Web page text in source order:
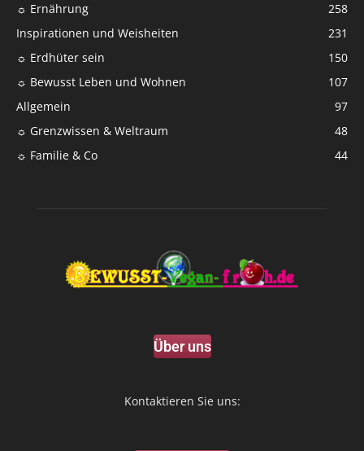
☼ Ernährung
258
Inspirationen und Weisheiten
231
☼ Erdhüter sein
150
☼ Bewusst Leben und Wohnen
107
Allgemein
97
☼ Grenzwissen & Weltraum
48
☼ Familie & Co
44
Über uns
Kontaktieren Sie uns: